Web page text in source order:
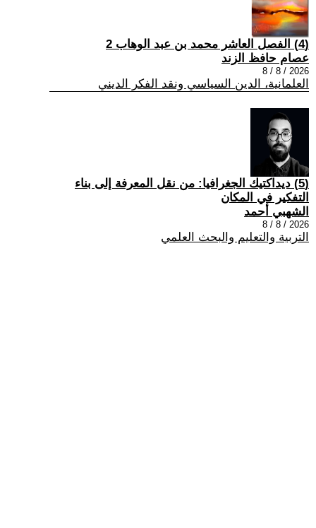
(4) الفصل العاشر محمد بن عبد الوهاب 2
عصام حافظ الزند
2026 / 8 / 8
العلمانية، الدين السياسي ونقد الفكر الديني
(5) ديداكتيك الجغرافيا: من نقل المعرفة إلى بناء
التفكير في المكان
الشهبي أحمد
2026 / 8 / 8
التربية والتعليم والبحث العلمي